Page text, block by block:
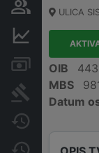
Osobe i
Financijski
Računi i
Sudske
Promjene
ULICA
OIB
MBS
Datum